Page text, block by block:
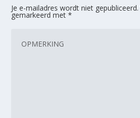
Je e-mailadres wordt niet gepubliceerd.
gemarkeerd met*